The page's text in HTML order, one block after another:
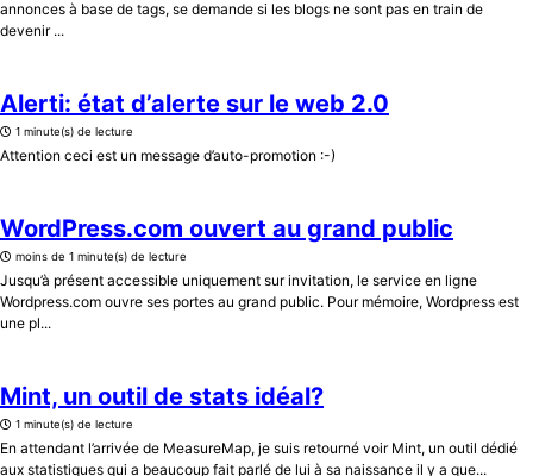
annonces à base de tags, se demande si les blogs ne sont pas en train de
devenir ...
Alerti: état d’alerte sur le web 2.0
1 minute(s) de lecture
Attention ceci est un message d’auto-promotion :-)
WordPress.com ouvert au grand public
moins de 1 minute(s) de lecture
Jusqu’à présent accessible uniquement sur invitation, le service en ligne
Wordpress.com ouvre ses portes au grand public. Pour mémoire, Wordpress est
une pl...
Mint, un outil de stats idéal?
1 minute(s) de lecture
En attendant l’arrivée de MeasureMap, je suis retourné voir Mint, un outil dédié
aux statistiques qui a beaucoup fait parlé de lui à sa naissance il y a que...